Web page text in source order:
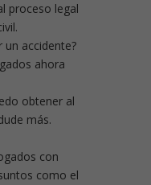
proceso legal
un accidente?
ahora
obtener al
más.
con
como el